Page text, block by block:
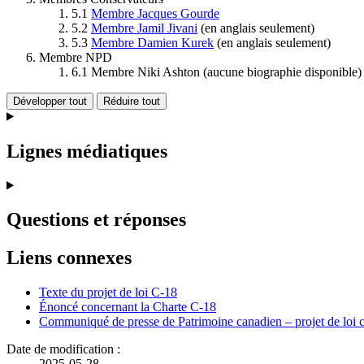
5.1 Membre Jacques Gourde
5.2 Membre Jamil Jivani (en anglais seulement)
5.3 Membre Damien Kurek (en anglais seulement)
Membre NPD
6.1 Membre Niki Ashton (aucune biographie disponible)
Développer tout Réduire tout
Lignes médiatiques
Questions et réponses
Liens connexes
Texte du projet de loi C-18
Énoncé concernant la Charte C-18
Communiqué de presse de Patrimoine canadien – projet de loi
Date de modification :